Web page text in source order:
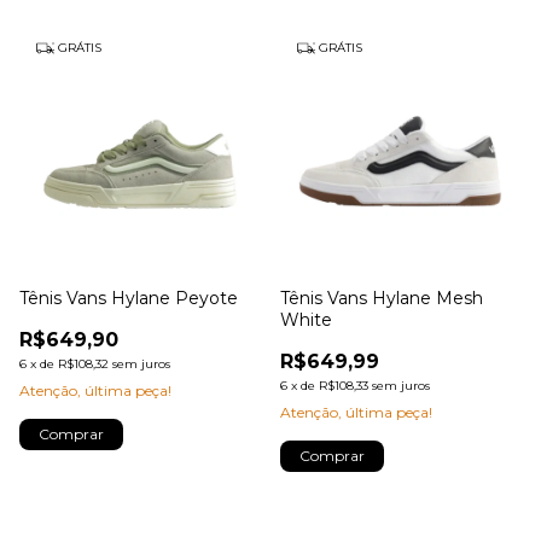
GRÁTIS
Tênis Vans Hylane Peyote
R$649,90
6 x de R$108,32 sem juros
Atenção, última peça!
Comprar
GRÁTIS
Tênis Vans Hylane Mesh
White
R$649,99
6 x de R$108,33 sem juros
Atenção, última peça!
Comprar